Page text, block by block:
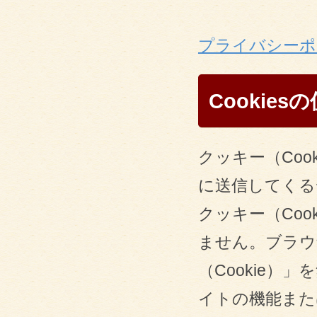
プライバシー
Cookiesの
クッキー（
に送信してく
クッキー（
ません。ブラ
（Cookie）」
イトの機能ま